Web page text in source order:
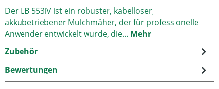
Der LB 553iV ist ein robuster, kabelloser,
akkubetriebener Mulchmäher, der für professionelle
Anwender entwickelt wurde, die… Mehr
Zubehör
Bewertungen